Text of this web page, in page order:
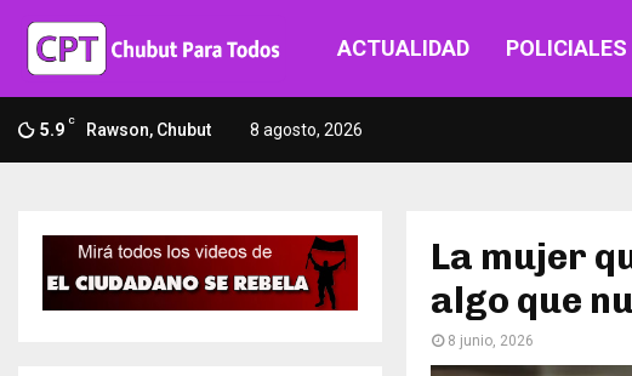
ACTUALIDAD POLICIALES
5.9 C Rawson, Chubut 8 agosto, 2026
La mujer
algo que
8 junio, 2026